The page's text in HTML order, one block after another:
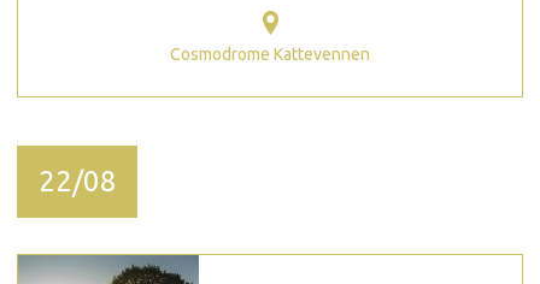
Cosmodrome Kattevennen
22/08